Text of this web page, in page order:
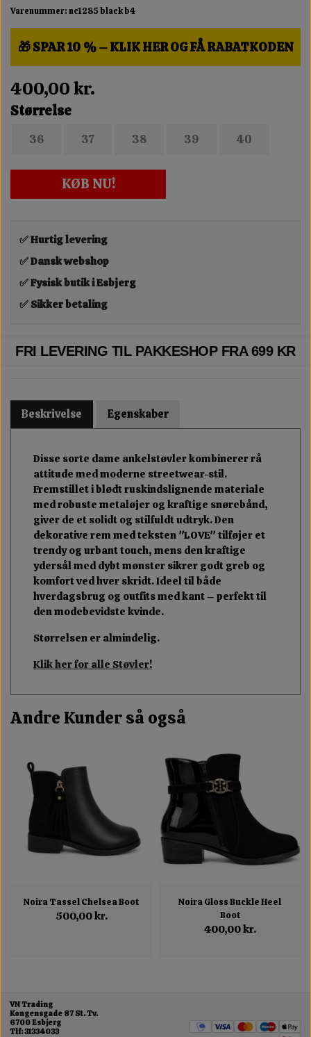
Varenummer: nc1285 black b4
🎁 SPAR 10 % – KLIK HER OG FÅ RABATKODEN
400,00 kr.
Størrelse
36 37 38 39 40
KØB NU!
✅ Hurtig levering
✅ Dansk webshop
✅ Fysisk butik i Esbjerg
✅ Sikker betaling
FRI LEVERING TIL PAKKESHOP FRA 699 KR
Beskrivelse Egenskaber
Disse sorte dame ankelstøvler kombinerer rå
attitude med moderne streetwear-stil.
Fremstillet i blødt ruskindslignende materiale
med robuste metaløjer og kraftige snørebånd,
giver de et solidt og stilfuldt udtryk. Den
dekorative rem med teksten "LOVE" tilføjer et
trendy og urbant touch, mens den kraftige
ydersål med dybt mønster sikrer godt greb og
komfort ved hver skridt. Ideel til både
hverdagsbrug og outfits med kant – perfekt til
den modebevidste kvinde.
Størrelsen er almindelig.
Klik her for alle Støvler!
Andre Kunder så også
Noira Tassel Chelsea Boot
500,00 kr.
Noira Gloss Buckle Heel
Boot
400,00 kr.
VN Trading
Kongensgade 87 St. Tv.
6700 Esbjerg
Tlf: 31334033